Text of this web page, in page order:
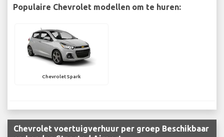
Populaire Chevrolet modellen om te huren:
Chevrolet Spark
Chevrolet voertuigverhuur per groep Beschikbaar